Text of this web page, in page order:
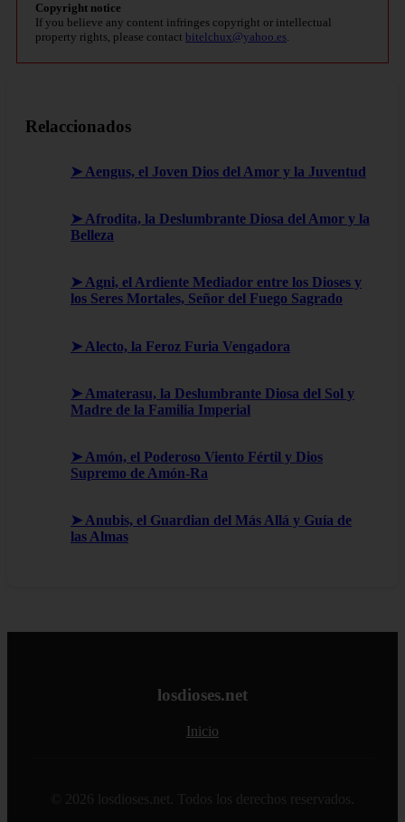
Copyright notice
If you believe any content infringes copyright or intellectual
property rights, please contact bitelchux@yahoo.es.
Relaccionados
➤ Aengus, el Joven Dios del Amor y la Juventud
➤ Afrodita, la Deslumbrante Diosa del Amor y la
Belleza
➤ Agni, el Ardiente Mediador entre los Dioses y
los Seres Mortales, Señor del Fuego Sagrado
➤ Alecto, la Feroz Furia Vengadora
➤ Amaterasu, la Deslumbrante Diosa del Sol y
Madre de la Familia Imperial
➤ Amón, el Poderoso Viento Fértil y Dios
Supremo de Amón-Ra
➤ Anubis, el Guardian del Más Allá y Guía de
las Almas
losdioses.net
Inicio
© 2026 losdioses.net. Todos los derechos reservados.